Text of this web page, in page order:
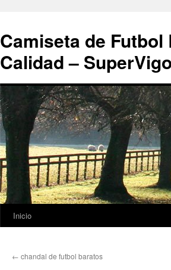
Camiseta de
Calidad – SuperVigo
Saltar
contenido
Inicio
← chandal de futbol baratos